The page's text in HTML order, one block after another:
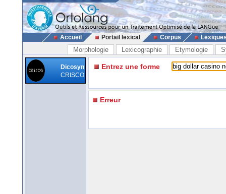
Accueil Portail lexical Corpus
Morphologie Lexicographie Etymologie
Dicosyn
CRISCO
Entrez une forme
Erreur